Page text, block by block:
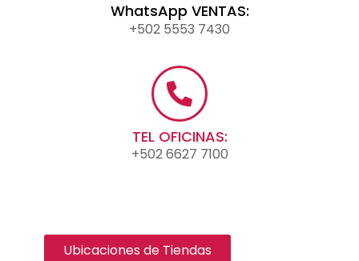
WhatsApp VENTAS:
+502 5553 7430
TEL OFICINAS:
+502 6627 7100
Ubicaciones de Tiendas